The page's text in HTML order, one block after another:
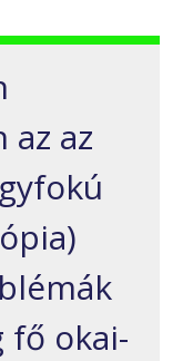
az az
fő okai-